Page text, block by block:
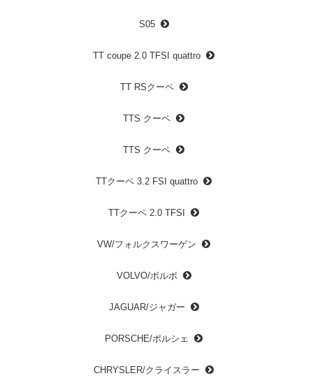
S05
TT coupe 2.0 TFSI quattro
TT RSクーペ
TTS クーペ
TTS クーペ
TTクーペ 3.2 FSI quattro
TTクーペ 2.0 TFSI
VW/フォルクスワーゲン
VOLVO/ボルボ
JAGUAR/ジャガー
PORSCHE/ポルシェ
CHRYSLER/クライスラー